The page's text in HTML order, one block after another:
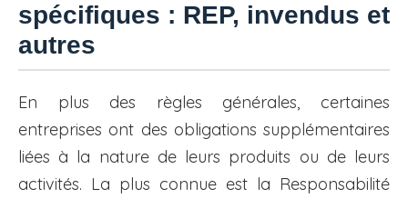
spécifiques : REP, invendus et
autres
En plus des règles générales, certaines
entreprises ont des obligations supplémentaires
liées à la nature de leurs produits ou de leurs
activités. La plus connue est la Responsabilité